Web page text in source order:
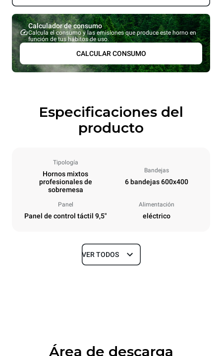
Calculador de consumo
Calcula el consumo y las emisiones que produce este horno en
función de tus hábitos de uso.
CALCULAR CONSUMO
Especificaciones del
producto
Tipología
Hornos mixtos
profesionales de
sobremesa
Bandejas
6 bandejas 600x400
Panel
Panel de control táctil 9,5"
Alimentación
eléctrico
Tamaños
Especificaciones de la bandeja
VER TODOS
Área de descarga